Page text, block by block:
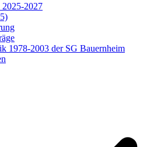
2025-2027
1978-2003 der SG Bauernheim